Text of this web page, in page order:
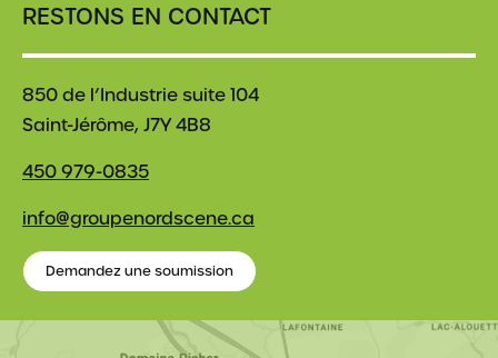
RESTONS EN CONTACT
850 de l’Industrie suite 104
Saint-Jérôme, J7Y 4B8
450 979-0835
info@groupenordscene.ca
Demandez une soumission